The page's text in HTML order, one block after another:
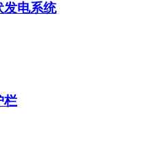
发电系统
栏